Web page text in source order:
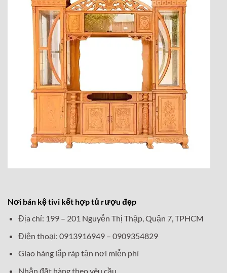
Nơi bán kệ tivi kết hợp tủ rượu đẹp
Địa chỉ: 199 – 201 Nguyễn Thị Thập, Quận 7, TPHCM
Điện thoại: 0913916949 – 0909354829
Giao hàng lắp ráp tận nơi miễn phí
Nhận đặt hàng theo yêu cầu.